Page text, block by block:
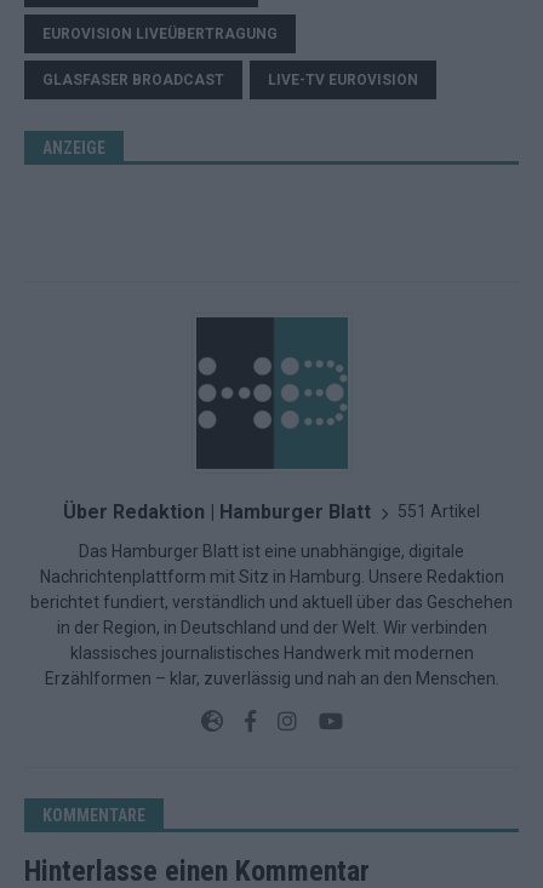
EUROVISION LIVEÜBERTRAGUNG
GLASFASER BROADCAST LIVE-TV EUROVISION
ANZEIGE
Über Redaktion | Hamburger Blatt 551 Artikel
Das Hamburger Blatt ist eine unabhängige, digitale
Nachrichtenplattform mit Sitz in Hamburg. Unsere Redaktion
berichtet fundiert, verständlich und aktuell über das Geschehen
in der Region, in Deutschland und der Welt. Wir verbinden
klassisches journalistisches Handwerk mit modernen
Erzählformen – klar, zuverlässig und nah an den Menschen.
KOMMENTARE
Hinterlasse einen Kommentar